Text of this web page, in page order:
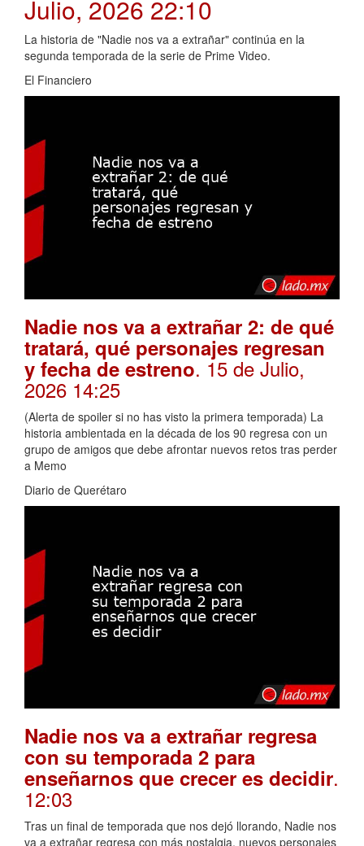
Julio, 2026 22:10
La historia de "Nadie nos va a extrañar" continúa en la
segunda temporada de la serie de Prime Video.
El Financiero
Nadie nos va a extrañar 2: de qué
tratará, qué personajes regresan
y fecha de estreno. 15 de Julio,
2026 14:25
(Alerta de spoiler si no has visto la primera temporada) La
historia ambientada en la década de los 90 regresa con un
grupo de amigos que debe afrontar nuevos retos tras perder
a Memo
Diario de Querétaro
Nadie nos va a extrañar regresa
con su temporada 2 para
enseñarnos que crecer es decidir.
12:03
Tras un final de temporada que nos dejó llorando, Nadie nos
va a extrañar regresa con más nostalgia, nuevos personajes